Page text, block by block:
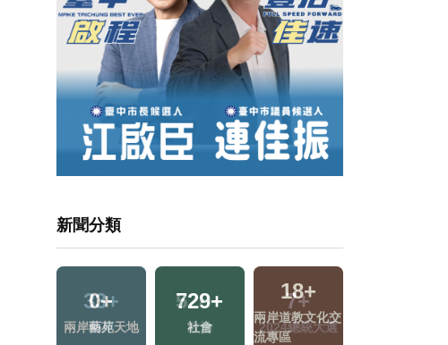
新聞分類
0+
兩岸藝苑天地
729+
社會
18+
兩岸道教文化交
流專區